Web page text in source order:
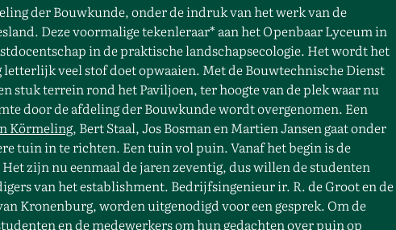
der Bouwkunde, onder de indruk van het werk van de
Deze voormalige tekenleraar* aan het Openbaar Lyceum in
in de praktische landschapsecologie. Het wordt het
veel stof doet opwaaien. Met de Bouwtechnische Dienst
stuk terrein rond het Paviljoen, ter hoogte van de plek waar nu
door de afdeling der Bouwkunde wordt overgenomen. Een
Körmeling, Bert Staal, Jos Bosman en Martien Jansen gaat onder
tuin in te richten. Een tuin vol puin. Vanaf het begin is de
zijn nu eenmaal de jaren zeventig, dus willen de studenten
van het establishment. Bedrijfsingenieur ir. R. de Groot en de
Kronenburg, worden uitgenodigd voor een gesprek. Om de
en de medewerkers om hun gedachten over puin op